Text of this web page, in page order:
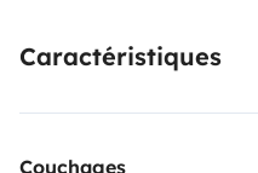
train stations.For your
stations.
Caractéristiques
Couchages